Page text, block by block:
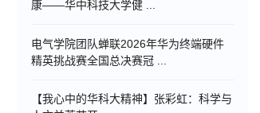
康——华中科技大学健 ...
电气学院团队蝉联2026年华为终端硬件
精英挑战赛全国总决赛冠 ...
【我心中的华科大精神】张彩虹：科学与